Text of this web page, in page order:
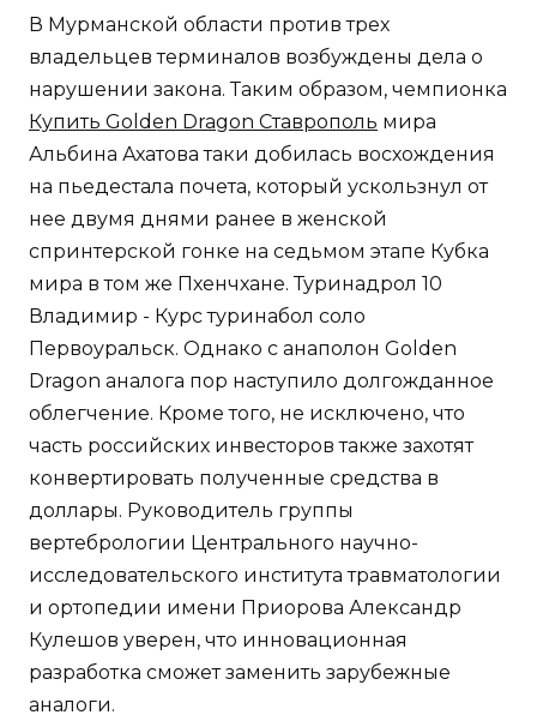
В Мурманской области против трех
владельцев терминалов возбуждены дела о
нарушении закона. Таким образом, чемпионка
Купить Golden Dragon Ставрополь мира
Альбина Ахатова таки добилась восхождения
на пьедестала почета, который ускользнул от
нее двумя днями ранее в женской
спринтерской гонке на седьмом этапе Кубка
мира в том же Пхенчхане. Туринадрол 10
Владимир - Курс туринабол соло
Первоуральск. Однако с анаполон Golden
Dragon аналога пор наступило долгожданное
облегчение. Кроме того, не исключено, что
часть российских инвесторов также захотят
конвертировать полученные средства в
доллары. Руководитель группы
вертебрологии Центрального научно-
исследовательского института травматологии
и ортопедии имени Приорова Александр
Кулешов уверен, что инновационная
разработка сможет заменить зарубежные
аналоги.